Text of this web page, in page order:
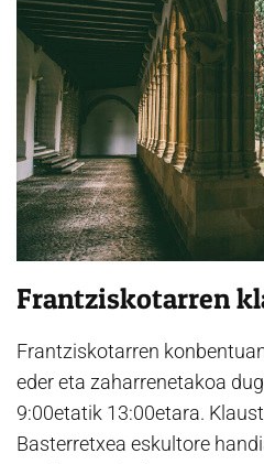
Frantziskotarren
Frantziskotarren
eder eta zaharrenetakoa
9:00etatik 13:00etara.
Basterretxea eskultore